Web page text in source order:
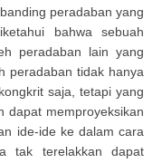
peradaban yang
bahwa sebuah
peradaban lain yang
peradaban tidak hanya
saja, tetapi yang
dapat memproyeksikan
ide-ide ke dalam cara
tak terelakkan dapat